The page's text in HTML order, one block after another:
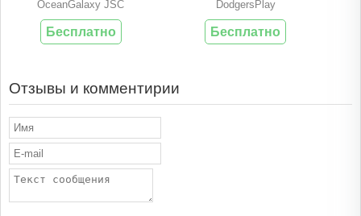
OceanGalaxy JSC
Бесплатно
DodgersPlay
Бесплатно
Отзывы и комментирии